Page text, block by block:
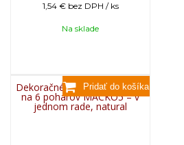
1,54 € bez DPH / ks
Na sklade
Dekoračné papierové balenie
na 6 pohárov MACKO5 – v
jednom rade, natural